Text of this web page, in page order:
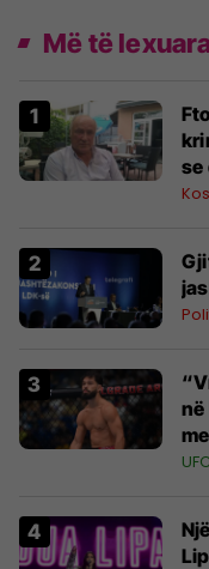
Më të
se
në
UFC